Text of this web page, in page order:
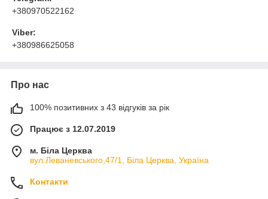
+380970522162
Viber:
+380986625058
Про нас
100% позитивних з 43 відгуків за рік
Працює з 12.07.2019
м. Біла Церква
вул.Леваневського,47/1, Біла Церква, Україна
Контакти